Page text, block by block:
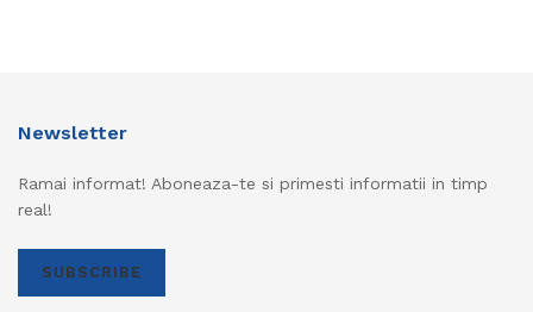
Newsletter
Ramai informat! Aboneaza-te si primesti informatii in timp
real!
SUBSCRIBE